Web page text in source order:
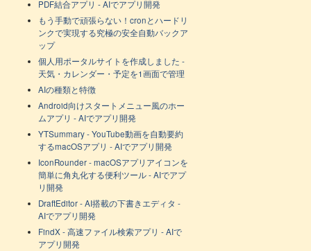
PDF結合アプリ - AIでアプリ開発
もう手動で頑張らない！cronとハードリ
ンクで実現する究極の安全自動バックア
ップ
個人用ポータルサイトを作成しました -
天気・カレンダー・予定を1画面で管理
AIの種類と特徴
Android向けスタートメニュー風のホー
ムアプリ - AIでアプリ開発
YTSummary - YouTube動画を自動要約
するmacOSアプリ - AIでアプリ開発
IconRounder - macOSアプリアイコンを
簡単に角丸化する便利ツール - AIでアプ
リ開発
DraftEditor - AI搭載の下書きエディタ -
AIでアプリ開発
FindX - 高速ファイル検索アプリ - AIで
アプリ開発